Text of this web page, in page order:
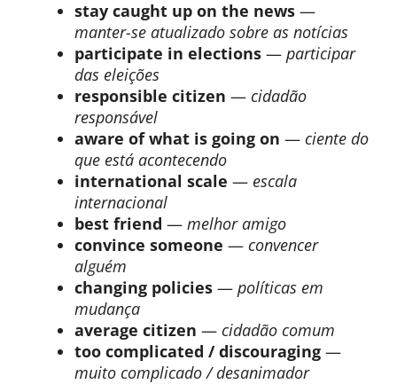
stay caught up on the news —
manter-se atualizado sobre as notícias
participate in elections — participar
das eleições
responsible citizen — cidadão
responsável
aware of what is going on — ciente do
que está acontecendo
international scale — escala
internacional
best friend — melhor amigo
convince someone — convencer
alguém
changing policies — políticas em
mudança
average citizen — cidadão comum
too complicated / discouraging —
muito complicado / desanimador